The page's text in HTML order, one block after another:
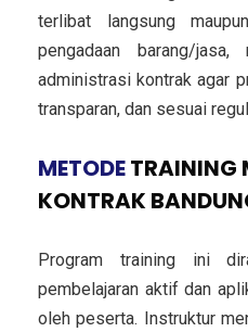
terlibat langsung
pengadaan barang/
administrasi kontrak agar
transparan, dan sesuai
METODETRAINING
KONTRAK
Program training ini
pembelajaran aktif dan
oleh peserta. Instruktur